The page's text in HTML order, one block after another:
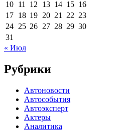
10 11 12 13 14 15 16
17 18 19 20 21 22 23
24 25 26 27 28 29 30
31
« Июл
Рубрики
Автоновости
Автособытия
Автоэксперт
Актеры
Аналитика